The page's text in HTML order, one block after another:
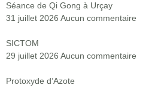
Séance de Qi Gong à Urçay
31 juillet 2026 Aucun commentaire
SICTOM
29 juillet 2026 Aucun commentaire
Protoxyde d’Azote